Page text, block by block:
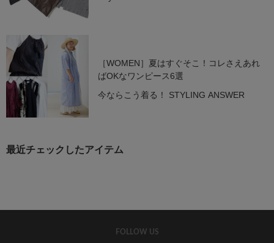
［WOMEN］夏はすぐそこ！コレさえあれ
ばOKなワンピース6選
今ならこう着る！ STYLING ANSWER
最近チェックしたアイテム
FOLLOW US